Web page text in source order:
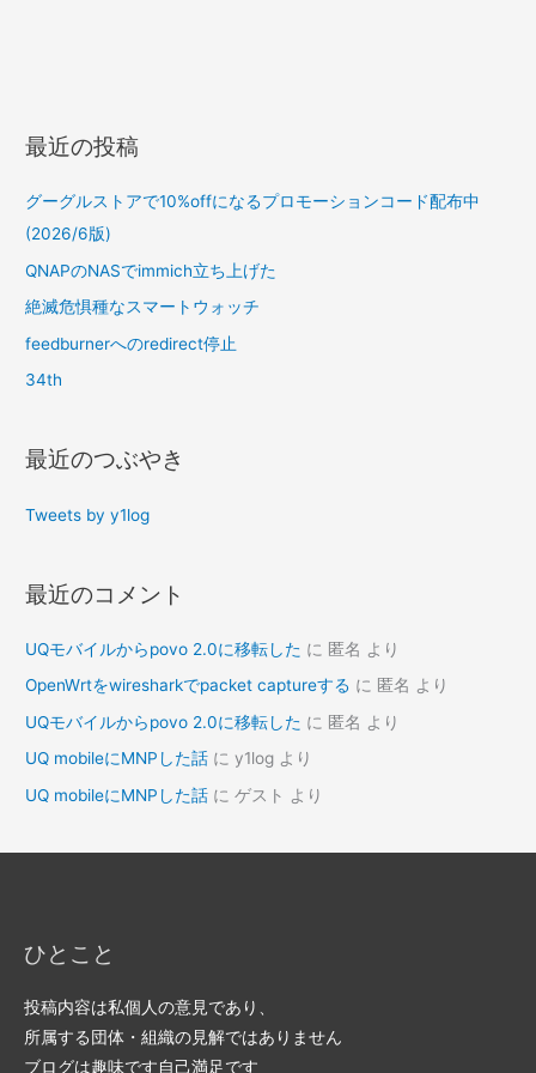
最近の投稿
グーグルストアで10%offになるプロモーションコード配布中
(2026/6版)
QNAPのNASでimmich立ち上げた
絶滅危惧種なスマートウォッチ
feedburnerへのredirect停止
34th
最近のつぶやき
Tweets by y1log
最近のコメント
UQモバイルからpovo 2.0に移転した に 匿名 より
OpenWrtをwiresharkでpacket captureする に 匿名 より
UQモバイルからpovo 2.0に移転した に 匿名 より
UQ mobileにMNPした話 にy1log より
UQ mobileにMNPした話 にゲスト より
ひとこと
投稿内容は私個人の意見であり、
所属する団体・組織の見解ではありません
ブログは趣味です自己満足です